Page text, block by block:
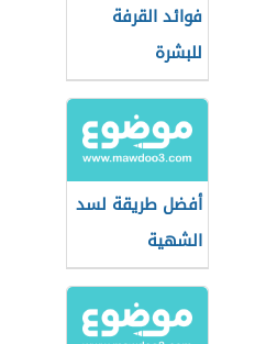
فوائد القرفة
للبشرة
أفضل طريقة لسد
الشهية